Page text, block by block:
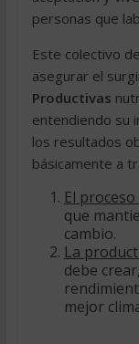
personas que
Este colectivo
asegurar el
Productivas
entendiendo su
los resultados
básicamente a
El
que
cambio.
La
debe
mejor